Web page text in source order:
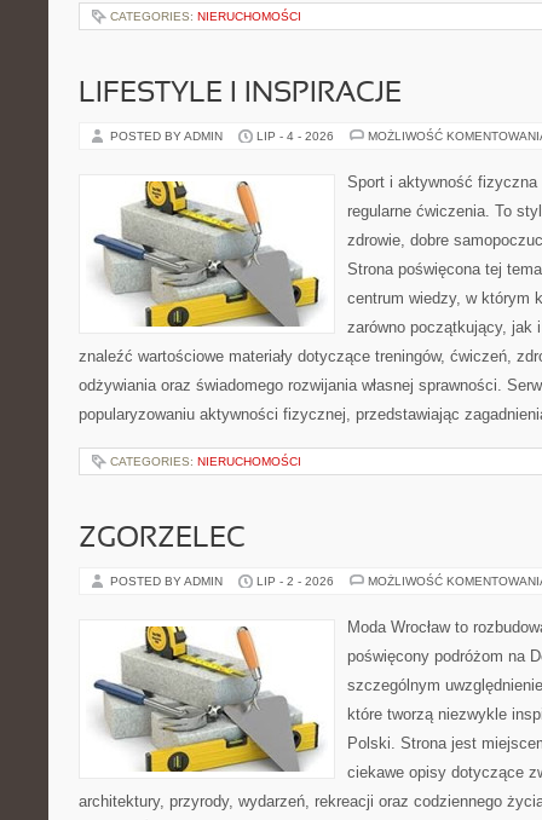
CATEGORIES: NIERUCHOMOŚCI
LIFESTYLE I INSPIRACJE
POSTED BY ADMIN LIP - 4 - 2026 MOŻLIWOŚĆ
Sport i aktywność
regularne ćwiczenia. To
zdrowie, dobre
Strona poświęcona tej
centrum wiedzy, w którym
zarówno początkujący, jak
znaleźć wartościowe materiały dotyczące treningów, ćwiczeń,
odżywiania oraz świadomego rozwijania własnej sprawności.
popularyzowaniu aktywności fizycznej, przedstawiając
CATEGORIES: NIERUCHOMOŚCI
ZGORZELEC
POSTED BY ADMIN LIP - 2 - 2026 MOŻLIWOŚĆ
Moda Wrocław to
poświęcony podróżom na
szczególnym
które tworzą niezwykle
Polski. Strona jest
ciekawe opisy dotyczące
architektury, przyrody, wydarzeń, rekreacji oraz codziennego